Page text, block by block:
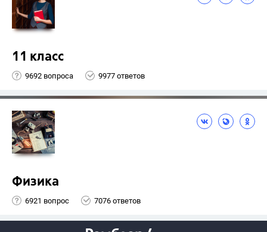
11 класс
9692 вопроса 9977 ответов
Физика
6921 вопрос 7076 ответов